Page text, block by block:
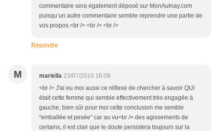
commentaire sera également déposé sur MonAulnay.com
puisqu’un autre commentaire semble reprendre une partie de
vos propos.<br /> <br /> <br />
Répondre
M mariella 23/07/2010 16:08
<br /> J'ai eu moi aussi ce réflexe de chercher à savoir QUI
était cette femme qui semble effectivement très engagée à
gauche, bien sûr pour moi cette conclusion me semble
"emballée et pesée" car au vu<br /> des agissements de
certains, il est clair que le doute persistera toujours sur la